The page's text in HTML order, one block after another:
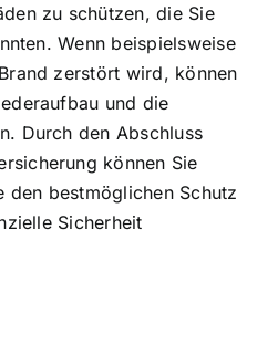
zu schützen, die Sie
Wenn beispielsweise
zerstört wird, können
und die
Durch den Abschluss
können Sie
den bestmöglichen Schutz
Sicherheit